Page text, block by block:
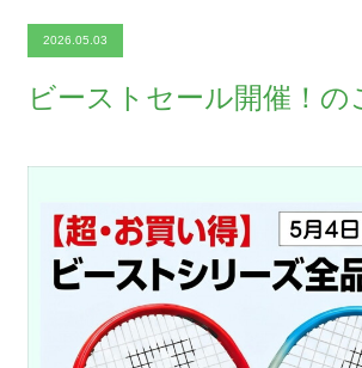
2026.05.03
ビーストセール開催！の